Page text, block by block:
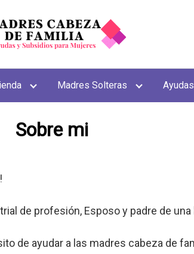
Madres Solteras Ayudas
Sobre mi
de profesión, Esposo y padre de
de ayudar a las madres cabeza de